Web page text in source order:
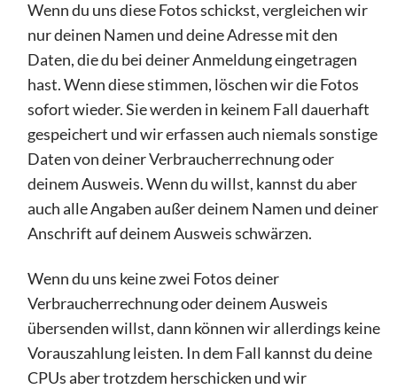
Wenn du uns diese Fotos schickst, vergleichen wir
nur deinen Namen und deine Adresse mit den
Daten, die du bei deiner Anmeldung eingetragen
hast. Wenn diese stimmen, löschen wir die Fotos
sofort wieder. Sie werden in keinem Fall dauerhaft
gespeichert und wir erfassen auch niemals sonstige
Daten von deiner Verbraucherrechnung oder
deinem Ausweis. Wenn du willst, kannst du aber
auch alle Angaben außer deinem Namen und deiner
Anschrift auf deinem Ausweis schwärzen.
Wenn du uns keine zwei Fotos deiner
Verbraucherrechnung oder deinem Ausweis
übersenden willst, dann können wir allerdings keine
Vorauszahlung leisten. In dem Fall kannst du deine
CPUs aber trotzdem herschicken und wir